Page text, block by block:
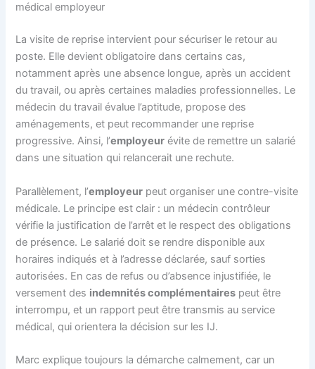
médical employeur
La visite de reprise intervient pour sécuriser le retour au
poste. Elle devient obligatoire dans certains cas,
notamment après une absence longue, après un accident
du travail, ou après certaines maladies professionnelles. Le
médecin du travail évalue l’aptitude, propose des
aménagements, et peut recommander une reprise
progressive. Ainsi, l’employeur évite de remettre un salarié
dans une situation qui relancerait une rechute.
Parallèlement, l’employeur peut organiser une contre-visite
médicale. Le principe est clair : un médecin contrôleur
vérifie la justification de l’arrêt et le respect des obligations
de présence. Le salarié doit se rendre disponible aux
horaires indiqués et à l’adresse déclarée, sauf sorties
autorisées. En cas de refus ou d’absence injustifiée, le
versement des indemnités complémentaires peut être
interrompu, et un rapport peut être transmis au service
médical, qui orientera la décision sur les IJ.
Marc explique toujours la démarche calmement, car un